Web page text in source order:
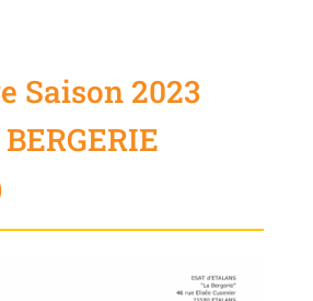
Saison 2023